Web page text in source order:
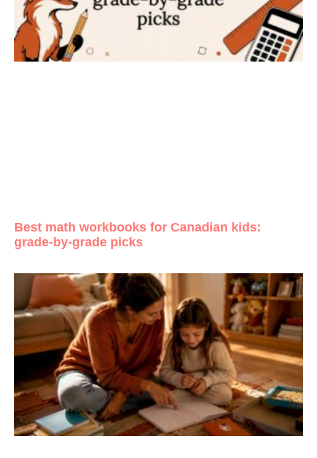
Best math workbooks for Canadian kids:
grade-by-grade picks